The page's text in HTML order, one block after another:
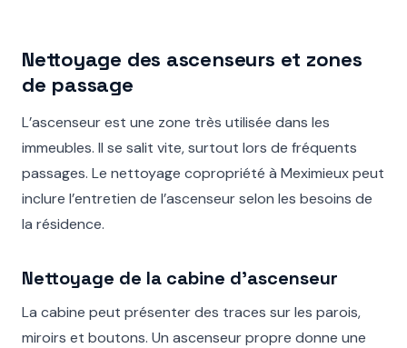
Nettoyage des ascenseurs et zones
de passage
L’ascenseur est une zone très utilisée dans les
immeubles. Il se salit vite, surtout lors de fréquents
passages. Le nettoyage copropriété à Meximieux peut
inclure l’entretien de l’ascenseur selon les besoins de
la résidence.
Nettoyage de la cabine d’ascenseur
La cabine peut présenter des traces sur les parois,
miroirs et boutons. Un ascenseur propre donne une